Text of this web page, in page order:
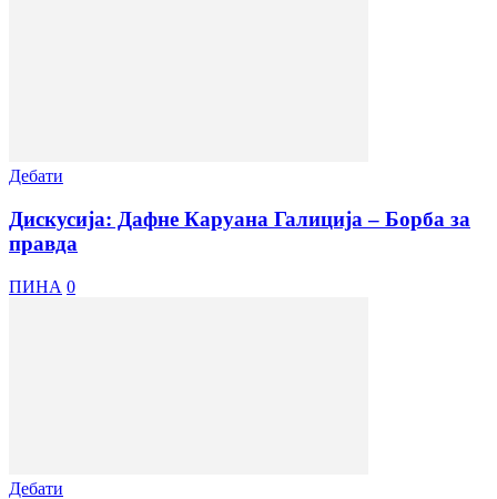
Дебати
Дискусија: Дафне Каруана Галиција – Борба за
правда
ПИНА 0
Дебати